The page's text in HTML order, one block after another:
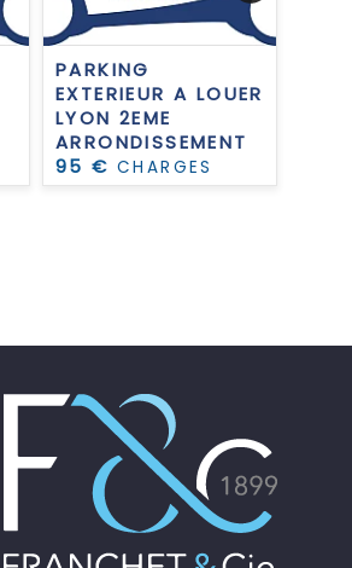
PARKING
EXTERIEUR A LOUER
LYON 2EME
ARRONDISSEMENT
95 € CHARGES
COMPRISES PAR